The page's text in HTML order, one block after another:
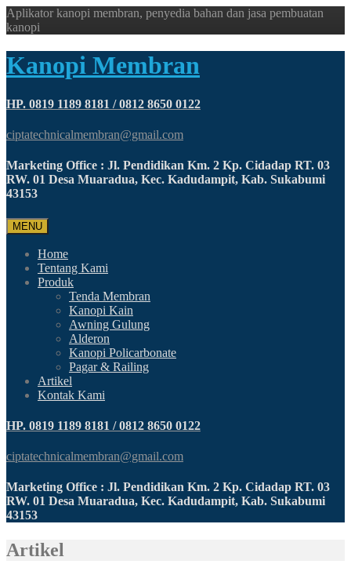
Aplikator kanopi membran, penyedia bahan dan jasa pembuatan
kanopi
Kanopi Membran
HP. 0819 1189 8181 / 0812 8650 0122
ciptatechnicalmembran@gmail.com
Marketing Office : Jl. Pendidikan Km. 2 Kp. Cidadap RT. 03
RW. 01 Desa Muaradua, Kec. Kadudampit, Kab. Sukabumi
43153
MENU
Home
Tentang Kami
Produk
Tenda Membran
Kanopi Kain
Awning Gulung
Alderon
Kanopi Policarbonate
Pagar & Railing
Artikel
Kontak Kami
HP. 0819 1189 8181 / 0812 8650 0122
ciptatechnicalmembran@gmail.com
Marketing Office : Jl. Pendidikan Km. 2 Kp. Cidadap RT. 03
RW. 01 Desa Muaradua, Kec. Kadudampit, Kab. Sukabumi
43153
Artikel